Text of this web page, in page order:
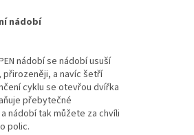
nádobí
nádobí se nádobí usuší
přirozeněji, a navíc šetří
cyklu se otevřou dvířka
přebytečné
nádobí tak můžete za chvíli
polic.